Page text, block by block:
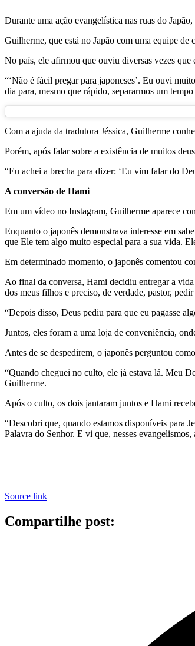
Durante uma ação evangelística nas ruas do
Guilherme, que está no Japão com uma equipe
No país, ele afirmou que ouviu diversas vezes que
“‘Não é fácil pregar para japoneses’. Eu ouvi
dia para, mesmo que rápido, separarmos um
Com a ajuda da tradutora Jéssica, Guilherme
Porém, após falar sobre a existência de muitos
“Eu achei a brecha para dizer: ‘Eu vim falar do
A conversão de Hami
Em um vídeo no Instagram, Guilherme aparece
Enquanto o japonês demonstrava interesse em
que Ele tem algo muito especial para a sua vida.
Em determinado momento, o japonês comentou
Ao final da conversa, Hami decidiu entregar a
dos meus filhos e preciso, de verdade, pastor, pedir
“Depois disso, Deus pediu para que eu pagasse
Juntos, eles foram a uma loja de conveniência,
Antes de se despedirem, o japonês perguntou
“Quando cheguei no culto, ele já estava lá. Meu
Guilherme.
Após o culto, os dois jantaram juntos e Hami
“Descobri que, quando estamos disponíveis para
Palavra do Senhor. E vi que, nesses
Source link
Compartilhe post: